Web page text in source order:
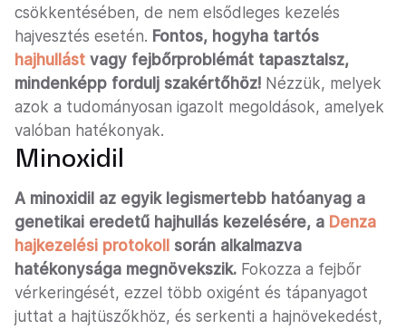
csökkentésében, de nem elsődleges kezelés
hajvesztés esetén. Fontos, hogyha tartós
hajhullást vagy fejbőrproblémát tapasztalsz,
mindenképp fordulj szakértőhöz! Nézzük, melyek
azok a tudományosan igazolt megoldások, amelyek
valóban hatékonyak.
Minoxidil
A minoxidil az egyik legismertebb hatóanyag a
genetikai eredetű hajhullás kezelésére, a Denza
hajkezelési protokoll
során alkalmazva
hatékonysága megnövekszik. Fokozza a fejbőr
vérkeringését, ezzel több oxigént és tápanyagot
juttat a hajtüszőkhöz, és serkenti a hajnövekedést,